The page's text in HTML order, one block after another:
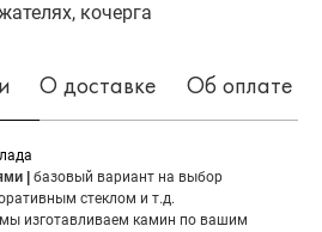
кочерга
О доставке Об оплате
| базовый вариант на выбор
стеклом и т.д.
мы изготавливаем камин по вашим